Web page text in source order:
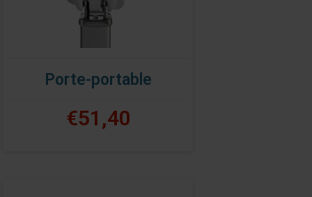
Porte-portable
€51,40